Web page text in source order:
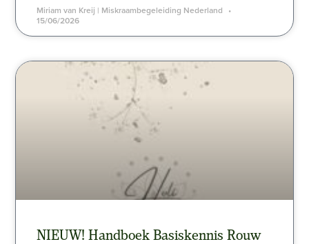
Miriam van Kreij | Miskraambegeleiding Nederland
15/06/2026
NIEUW! Handboek Basiskennis Rouw